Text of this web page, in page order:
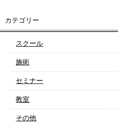
カテゴリー
スクール
施術
セミナー
教室
その他